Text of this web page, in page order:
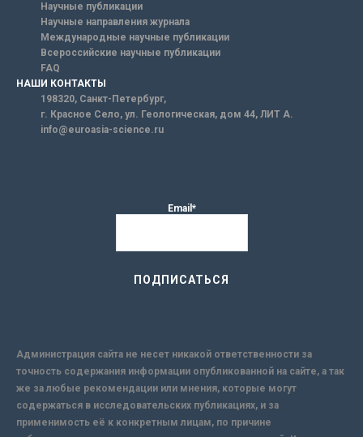
Научные публикации
Научные направления журнала
Международные научные публикации
Всероссийские научные публикации
FAQ
НАШИ КОНТАКТЫ
198320, Санкт-Петербург,
г. Красное Село, ул. Геологическая, дом 44, ЛИТ А.
info@euroasia-science.ru
Email*
Администрация сайта не несет никакой ответственности за
точность содержания информации опубликованной на сайте, а так
же за любые рекомендации или мнения, которые могут
содержаться в исследовательских публикациях, и за
применимость её к конкретным лицам, по причине